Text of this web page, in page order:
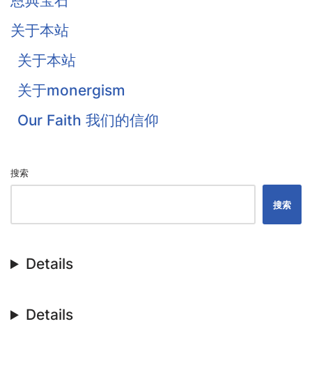
Thomas Waston
Goodwin
Flavel
Colquhoun
戴恩·奥特伦
关于本站
关于本站
关于monergism
Our Faith 我们的信仰
搜索
搜索
Details
Details